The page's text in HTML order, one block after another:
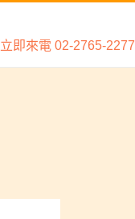
立即來電 02-2765-2277